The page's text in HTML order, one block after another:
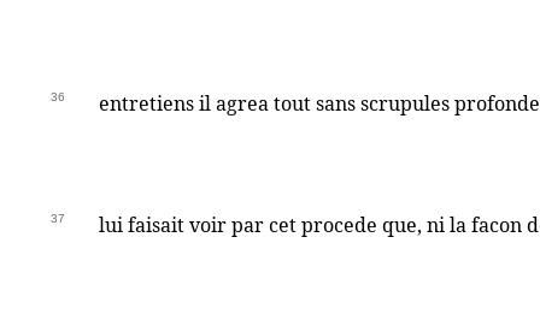
36 entretiens il agrea tout sans scrupules
37 lui faisait voir par cet procede que, ni la facon